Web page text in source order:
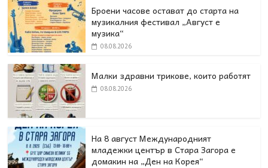
Броени часове остават до старта на
музикалния фестивал „Август е
музика“
08.08.2026
Малки здравни трикове, които работят
08.08.2026
На 8 август Международният
младежки център в Стара Загора е
домакин на „Ден на Корея“